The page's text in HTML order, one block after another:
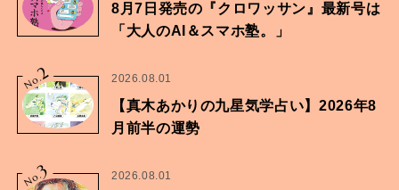
8月7日発売の『クロワッサン』最新号は
「大人のAI＆スマホ塾。」
No.2 2026.08.01
【真木あかりの九星気学占い】2026年8
月前半の運勢
No.3 2026.08.01